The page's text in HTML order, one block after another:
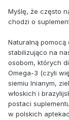
Myślę, że często
chodzi o
Naturalną pomocą
stabilizująco na
osobom, których
Omega-3 (czyli
siemiu lnianym,
włoskich i
postaci
w polskich